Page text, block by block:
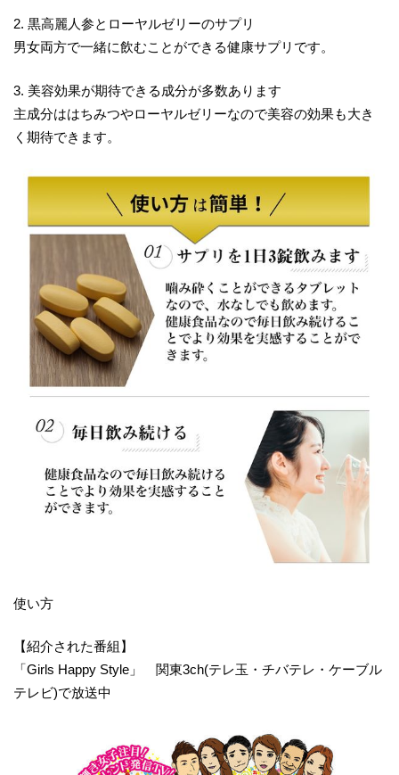
2. 黒高麗人参とローヤルゼリーのサプリ
男女両方で一緒に飲むことができる健康サプリです。
3. 美容効果が期待できる成分が多数あります
主成分ははちみつやローヤルゼリーなので美容の効果も大き
く期待できます。
使い方
【紹介された番組】
「Girls Happy Style」 関東3ch(テレ玉・チバテレ・ケーブル
テレビ)で放送中